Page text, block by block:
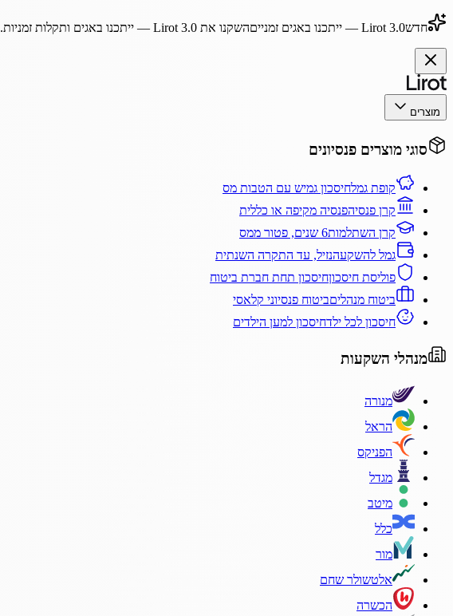
חדשLirot 3.0 — ייתכנו באגים זמנייםהשקנו את Lirot 3.0 — ייתכנו באגים ותקלות זמניות.
מוצרים
סוגי מוצרים פנסיונים
קופת גמלחיסכון גמיש עם הטבות מס
קרן פנסיהפנסיה מקיפה או כללית
קרן השתלמות6 שנים, פטור ממס
גמל להשקעהנזיל, עד התקרה השנתית
פוליסת חיסכוןחיסכון תחת חברת ביטוח
ביטוח מנהליםביטוח פנסיוני קלאסי
חיסכון לכל ילדחיסכון למען הילדים
מנהלי השקעות
מנורה
הראל
הפניקס
מגדל
מיטב
כלל
מור
אלטשולר שחם
הכשרה